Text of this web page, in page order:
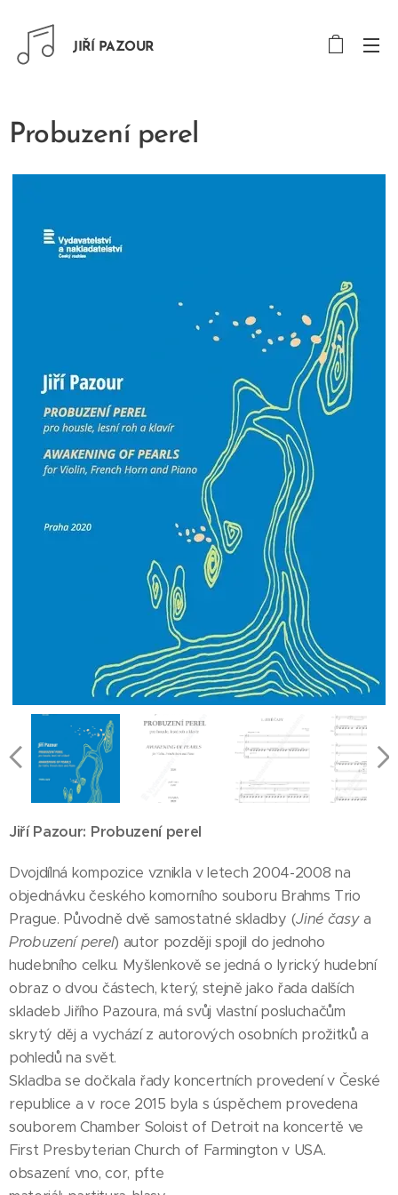
JIŘÍ PAZOUR
Probuzení perel
Jiří Pazour: Probuzení perel
Dvojdílná kompozice vznikla v letech 2004-2008 na
objednávku českého komorního souboru Brahms Trio
Prague. Původně dvě samostatné skladby (Jiné časya
Probuzení perel) autor později spojil do jednoho
hudebního celku. Myšlenkově se jedná o lyrický hudební
obraz o dvou částech, který, stejně jako řada dalších
skladeb Jiřího Pazoura, má svůj vlastní posluchačům
skrytý děj a vychází z autorových osobních prožitků a
pohledů na svět.
Skladba se dočkala řady koncertních provedení v České
republice a v roce 2015 byla s úspěchem provedena
souborem Chamber Soloist of Detroit na koncertě ve
First Presbyterian Church of Farmington v USA.
obsazení: vno, cor, pfte